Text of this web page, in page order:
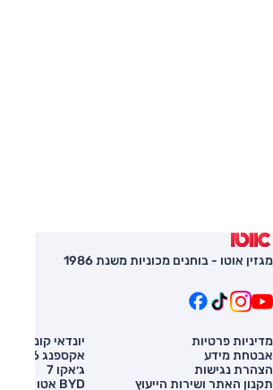
מגזין אוטו - בוחנים מכוניות משנת 1986
מדיניות פרטיות
אבטחת מידע
הצהרת נגישות
תקנון האתר ושירות הייעוץ
יונדאי קונה
אקספנג G6
ג׳אקו 7
BYD אטו 3